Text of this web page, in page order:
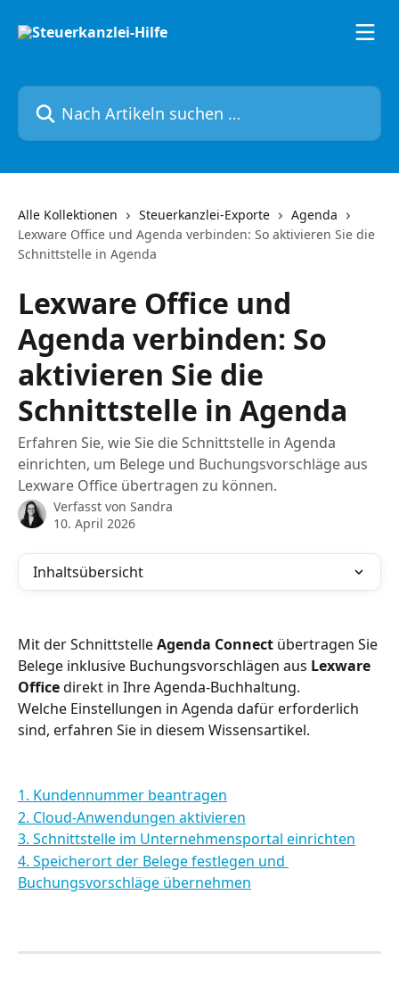
Nach Artikeln suchen …
Alle Kollektionen Steuerkanzlei-Exporte
Agenda
Lexware Office und Agenda verbinden: So aktivieren Sie die
Schnittstelle in Agenda
Lexware Office und
Agenda verbinden: So
aktivieren Sie die
Schnittstelle in Agenda
Erfahren Sie, wie Sie die Schnittstelle in Agenda
einrichten, um Belege und Buchungsvorschläge aus
Lexware Office übertragen zu können.
Verfasst von Sandra
10. April 2026
Inhaltsübersicht
Mit der Schnittstelle Agenda Connect übertragen Sie
Belege inklusive Buchungsvorschlägen aus Lexware
Office direkt in Ihre Agenda-Buchhaltung.
Welche Einstellungen in Agenda dafür erforderlich
sind, erfahren Sie in diesem Wissensartikel.
1. Kundennummer beantragen
2. Cloud-Anwendungen aktivieren
3. Schnittstelle im Unternehmensportal einrichten
4. Speicherort der Belege festlegen und
Buchungsvorschläge übernehmen